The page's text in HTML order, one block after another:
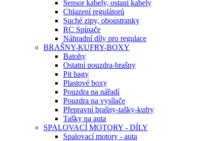
Sensor kabely, ostaní kabely
Chlazení regulátorů
Suché zipy, oboustranky
RC Spínače
Náhradní díly pro regulace
BRAŠNY-KUFRY-BOXY
Batohy
Ostatní pouzdra-brašny
Pit bagy
Plastové boxy
Pouzdra na nářadí
Pouzdra na vysílače
Přepravní brašny-tašky-kufry
Tašky na auta
SPALOVACÍ MOTORY - DÍLY
Spalovací motory - auta